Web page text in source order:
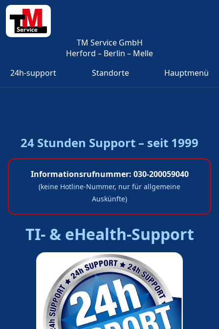
TM Service GmbH
Herford – Berlin – Melle
24h-support
Standorte Hauptmenü
24 Stunden Support – seit 1999
Informationsrufnummer: 030-200059040
(keine Hotline-Nummer, nur für allgemeine
Auskünfte)
TI- & eHealth‑Support